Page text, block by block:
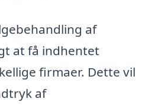
af
at få indhentet
firmaer. Dette vil
af